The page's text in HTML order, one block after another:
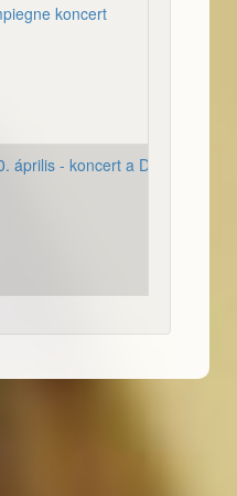
koncert
április - koncert a Díszteremben